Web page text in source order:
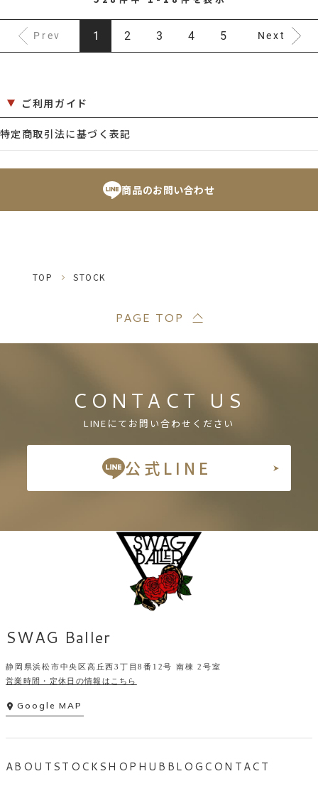
Prev 1 2 3 4 5 Next
ご利用ガイド
特定商取引法に基づく表記
商品のお問い合わせ
TOP STOCK
CONTACT US
LINEにてお問い合わせください
公式LINE
SWAG Baller
静岡県浜松市中央区高丘西3丁目8番12号 南棟 2号室
営業時間・定休日の情報はこちら
Google MAP
ABOUTSTOCKSHOP HUB BLOGCONTACT
PAGE TOP